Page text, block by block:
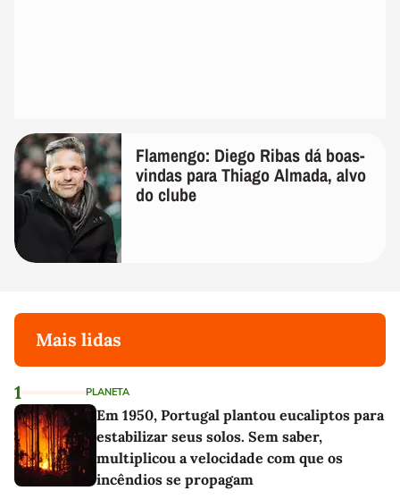
Flamengo: Diego Ribas dá boas-
vindas para Thiago Almada, alvo
do clube
Mais lidas
1 PLANETA
Em 1950, Portugal plantou eucaliptos para
estabilizar seus solos. Sem saber,
multiplicou a velocidade com que os
incêndios se propagam